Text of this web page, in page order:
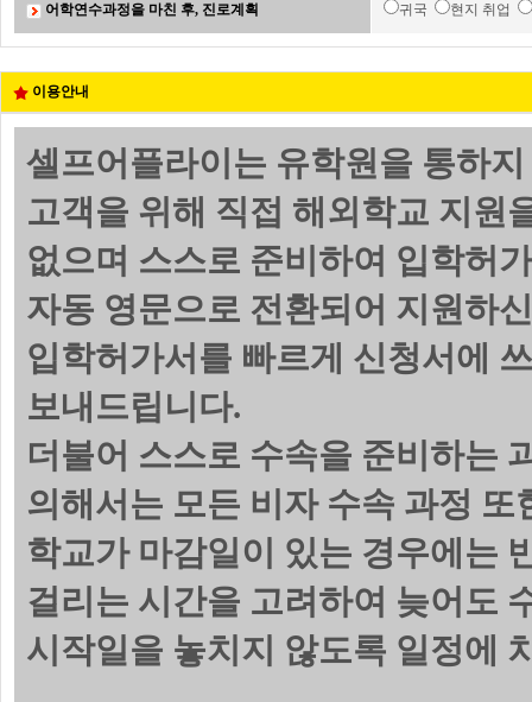
어학연수과정을 마친 후, 진로계획 귀국 현지 취업
이용안내
셀프어플라이는 유학원을 통하
고객을 위해 직접 해외학교 지원
없으며 스스로 준비하여 입학허
자동 영문으로 전환되어 지원하
입학허가서를 빠르게 신청서에
보내드립니다.
더불어 스스로 수속을 준비하는
의해서는 모든 비자 수속 과정
학교가 마감일이 있는 경우에는
걸리는 시간을 고려하여 늦어도
시작일을 놓치지 않도록 일정에